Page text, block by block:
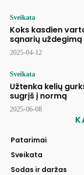
Sveikata
Koks kasdien
sąnarių uždegimą
2025-04-12
Sveikata
Užtenka kelių
sugrįš į normą
2025-06-08
Patarimai
Sveikata
Sodas ir daržas